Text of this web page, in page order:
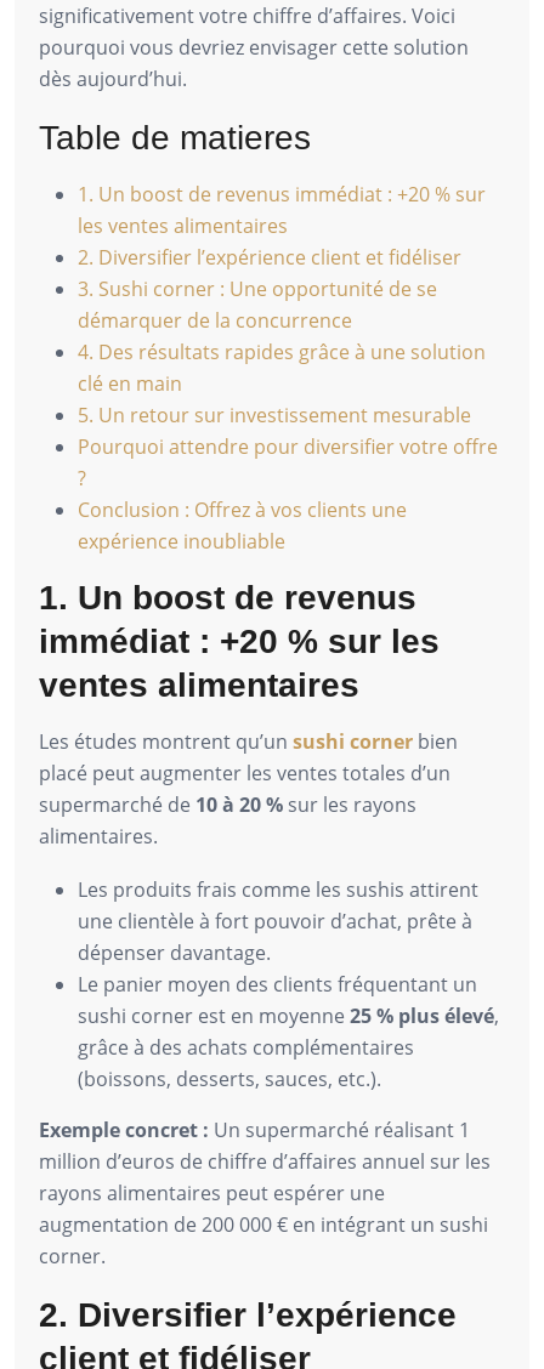
significativement votre chiffre d’affaires. Voici
pourquoi vous devriez envisager cette solution
dès aujourd’hui.
Table de matieres
1. Un boost de revenus immédiat : +20 % sur
les ventes alimentaires
2. Diversifier l’expérience client et fidéliser
3. Sushi corner : Une opportunité de se
démarquer de la concurrence
4. Des résultats rapides grâce à une solution
clé en main
5. Un retour sur investissement mesurable
Pourquoi attendre pour diversifier votre offre
?
Conclusion : Offrez à vos clients une
expérience inoubliable
1. Un boost de revenus
immédiat : +20 % sur les
ventes alimentaires
Les études montrent qu’un sushi corner bien
placé peut augmenter les ventes totales d’un
supermarché de 10 à 20 % sur les rayons
alimentaires.
Les produits frais comme les sushis attirent
une clientèle à fort pouvoir d’achat, prête à
dépenser davantage.
Le panier moyen des clients fréquentant un
sushi corner est en moyenne 25 % plus élevé,
grâce à des achats complémentaires
(boissons, desserts, sauces, etc.).
Exemple concret : Un supermarché réalisant 1
million d’euros de chiffre d’affaires annuel sur les
rayons alimentaires peut espérer une
augmentation de 200 000 € en intégrant un sushi
corner.
2. Diversifier l’expérience
client et fidéliser